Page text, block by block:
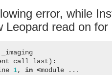
error, while
Leopard read on
_imaging
call last):
1, in <module ...